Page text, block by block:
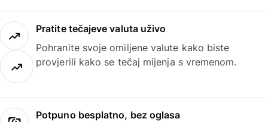
Pratite tečajeve valuta uživo
Pohranite svoje omiljene valute kako biste
provjerili kako se tečaj mijenja s vremenom.
Potpuno besplatno, bez oglasa